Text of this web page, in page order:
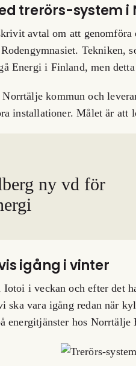
trerörs-system i
avtal om att
Tekniken,
Energi i Finland, men
kommun och
installationer. Målet är att
ny vd för
igång i vinter
Iotoi i veckan och efter det
ska vara igång redan när
energitjänster hos Norrtälje